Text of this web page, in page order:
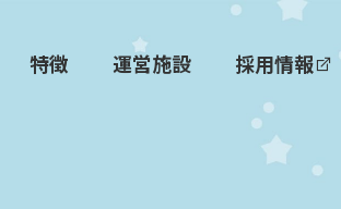
特徴 運営施設 採用情報